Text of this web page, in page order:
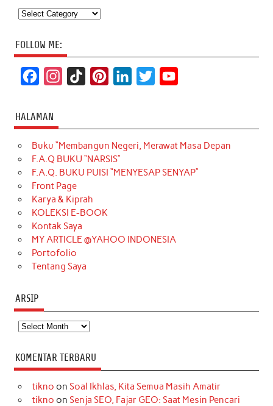
Categories
FOLLOW ME:
c
e
b
o
o
k
t
a
g
r
a
m
T
o
k
t
e
r
k
e
d
t
t
e
T
u
b
HALAMAN
Buku “Membangun Negeri, Merawat Masa Depan
F.A.Q BUKU “NARSIS”
F.A.Q. BUKU PUISI “MENYESAP SENYAP”
Front Page
Karya & Kiprah
KOLEKSI E-BOOK
Kontak Saya
MY ARTICLE @YAHOO INDONESIA
Portofolio
Tentang Saya
ARSIP
Arsip
KOMENTAR TERBARU
tikno on Soal Ikhlas, Kita Semua Masih Amatir
tikno on Senja SEO, Fajar GEO: Saat Mesin Pencari